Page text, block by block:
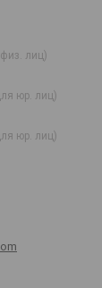
лиц)
юр. лиц)
юр. лиц)